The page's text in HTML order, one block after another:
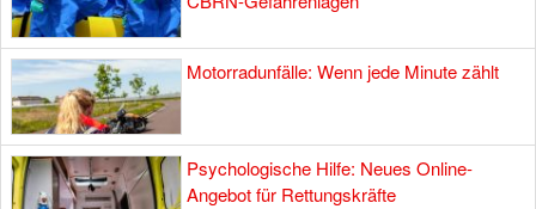
Motorradunfälle: Wenn jede Minute zählt
Psychologische Hilfe: Neues Online-
Angebot für Rettungskräfte